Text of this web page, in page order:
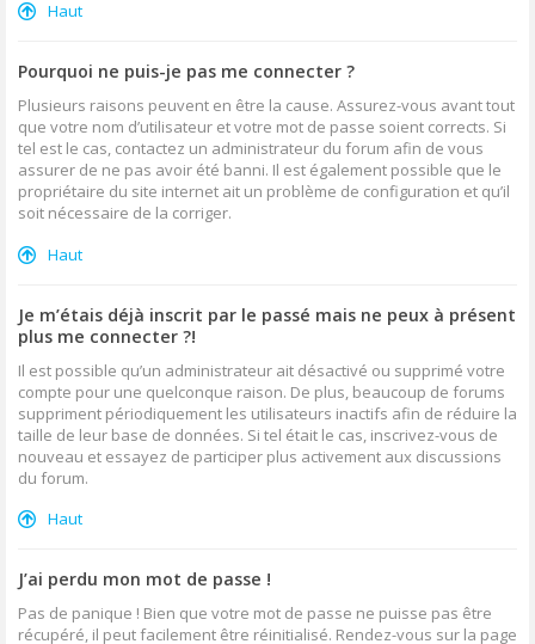
Haut
Pourquoi ne puis-je pas me connecter ?
Plusieurs raisons peuvent en être la cause. Assurez-vous avant tout
que votre nom d’utilisateur et votre mot de passe soient corrects. Si
tel est le cas, contactez un administrateur du forum afin de vous
assurer de ne pas avoir été banni. Il est également possible que le
propriétaire du site internet ait un problème de configuration et qu’il
soit nécessaire de la corriger.
Haut
Je m’étais déjà inscrit par le passé mais ne peux à présent
plus me connecter ?!
Il est possible qu’un administrateur ait désactivé ou supprimé votre
compte pour une quelconque raison. De plus, beaucoup de forums
suppriment périodiquement les utilisateurs inactifs afin de réduire la
taille de leur base de données. Si tel était le cas, inscrivez-vous de
nouveau et essayez de participer plus activement aux discussions
du forum.
Haut
J’ai perdu mon mot de passe !
Pas de panique ! Bien que votre mot de passe ne puisse pas être
récupéré, il peut facilement être réinitialisé. Rendez-vous sur la page